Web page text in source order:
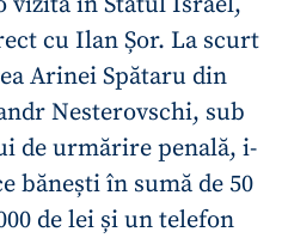
cu Ilan Șor. La scurt
Arinei Spătaru din
Nesterovschi, sub
de urmărire penală, i-
bănești în sumă de 50
de lei și un telefon